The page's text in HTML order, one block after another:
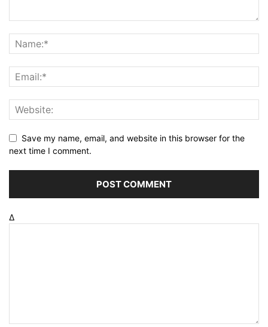
Save my name, email, and website in this browser for the
next time I comment.
Δ